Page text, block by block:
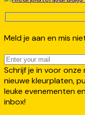
Meld je aan en mis
Schrijf je in voor
nieuwe kleurplaten,
leuke evenementen
inbox!